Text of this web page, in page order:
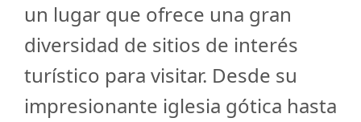
un lugar que ofrece una gran
diversidad de sitios de interés
turístico para visitar. Desde su
impresionante iglesia gótica hasta